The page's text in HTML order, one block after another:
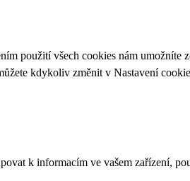
použití všech cookies nám umožníte
kdykoliv změnit v Nastavení
k informacím ve vašem zařízení,